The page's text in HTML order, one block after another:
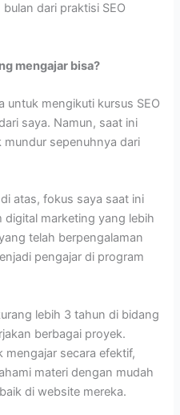
dari praktisi SEO
mengajar bisa?
untuk mengikuti kursus SEO
saya. Namun, saat ini
sepenuhnya dari
atas, fokus saya saat ini
digital marketing yang lebih
telah berpengalaman
pengajar di program
lebih 3 tahun di bidang
berbagai proyek.
mengajar secara efektif,
materi dengan mudah
di website mereka.